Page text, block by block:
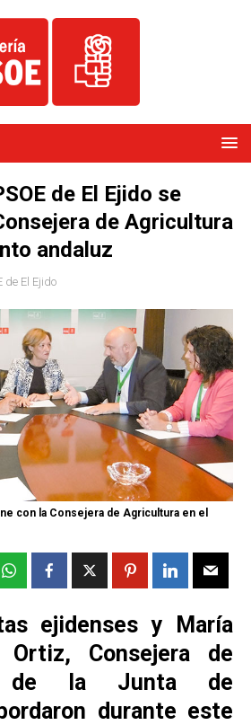
de El Ejido se
de Agricultura
andaluz
de El Ejido
con la Consejera de Agricultura en el
ejidenses y María
Ortiz, Consejera de
de la Junta de
durante este